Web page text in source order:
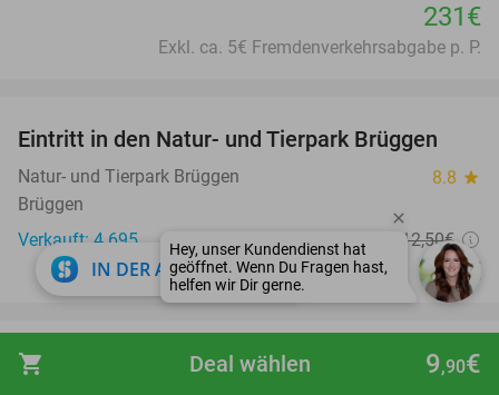
shopping_cart 9,90€
Deal wählen
231€
Exkl. ca. 5€ Fremdenverkehrsabgabe p. P.
24%
Eintritt in den Natur- und Tierpark Brüggen
Natur- und Tierpark Brüggen 8.8 star
Brüggen
Verkauft: 4.695
Regulär 12,50€
9,50€
23%
favorite_border
Mediterranes All-You-Can-Eat-Buffet oder All-
IN DER APP ÖFFNEN close